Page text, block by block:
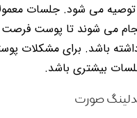
می شود. جلسات
6 هفته انجام می شوند تا پوست
باشد. برای مشکلات
بیشتری باشد.
صورت